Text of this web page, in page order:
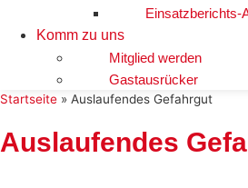
Einsatzberichts-
Komm zu uns
Mitglied werden
Gastausrücker
Startseite » Auslaufendes Gefahrgut
Auslaufendes